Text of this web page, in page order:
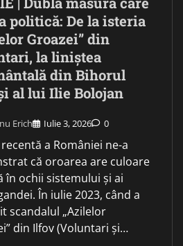
politică: De la isteria
Groazei” din
la liniștea
din Bihorul
al lui Ilie Bolojan
Erich Iulie 3, 2026 0
a României ne-a
că oroarea are culoare
în ochii sistemului și ai
În iulie 2023, când a
scandalul „Azilelor
din Ilfov (Voluntari și…